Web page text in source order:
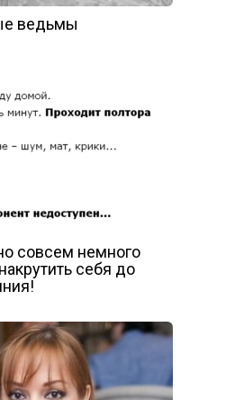
ведьмы
совсем немного
себя до